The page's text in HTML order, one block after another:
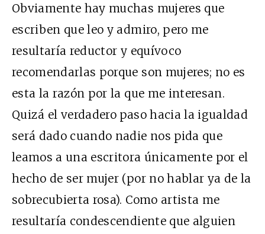
Obviamente hay muchas mujeres que
escriben que leo y admiro, pero me
resultaría reductor y equívoco
recomendarlas porque son mujeres; no es
esta la razón por la que me interesan.
Quizá el verdadero paso hacia la igualdad
será dado cuando nadie nos pida que
leamos a una escritora únicamente por el
hecho de ser mujer (por no hablar ya de la
sobrecubierta rosa). Como artista me
resultaría condescendiente que alguien